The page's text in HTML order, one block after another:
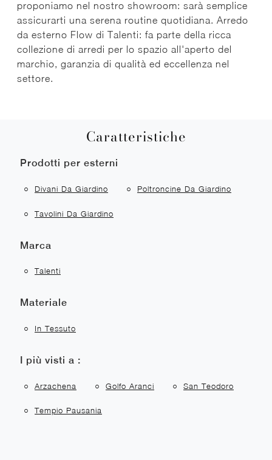
proponiamo nel nostro showroom: sarà semplice
assicurarti una serena routine quotidiana. Arredo
da esterno Flow di Talenti: fa parte della ricca
collezione di arredi per lo spazio all'aperto del
marchio, garanzia di qualità ed eccellenza nel
settore.
Caratteristiche
Prodotti per esterni
Divani Da Giardino Poltroncine Da Giardino
Tavolini Da Giardino
Marca
Talenti
Materiale
In Tessuto
I più visti a :
Arzachena Golfo Aranci San Teodoro
Tempio Pausania